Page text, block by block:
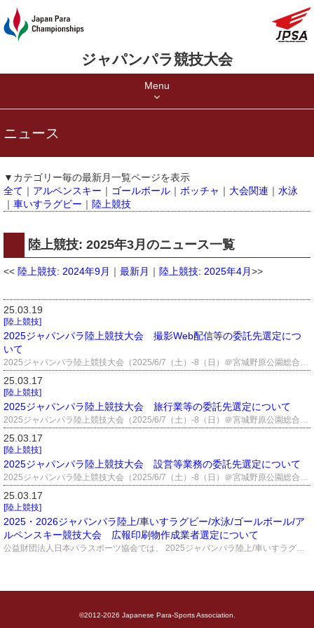
ジャパンパラ競技大会
Menu
ニュース
▼カテゴリー毎の最新月一覧ページを表示
全て ｜ アルペンスキー ｜ ゴールボール ｜ ボッチャ ｜ 大会関連 ｜ 水泳
｜ 車いすラグビー ｜ 陸上競技
陸上競技: 2025年3月のニュース一覧
<< 陸上競技: 2024年9月 ｜ 最新月 ｜ 陸上競技: 2025年4月>>
25.03.19
[陸上競技]
2025ジャパンパラ陸上競技大会 撮影Web配信等の委託先選定につ
いて
2025ジャパンパラ陸上競技大会（2025/6/7（土）-8（日）＠宮城野原公園総合運動場弘進ゴム アスリートパーク仙台（仙台市陸上競技場）（宮城県仙台市））を開催したします。 つきましては、同大会に関する撮影Web配信等の委託先選定について、 一般競争入札を行いますので、参加を希望される場合は、以下内容をご参照のうえ、 2025年4月4日(金)17時までに、必要書類をご提出ください。 資料 １．01_2025JPAT_撮影Web配信選定について_更新.pdf （2025/3/26 10:42更新) ２．02_2025JPAT_見積書(撮影Web)_更新xlsx （2025/3/26 10:42更新） ３．03_2025JPAT_大会受託実績一覧(撮影Web).xlsx
25.03.17
[陸上競技]
2025ジャパンパラ陸上競技大会 旅行業等の委託先選定について
2025ジャパンパラ陸上競技大会（2025/6/7（土）-8（日）＠宮城野原公園総合運動場弘進ゴム アスリートパーク仙台（仙台市陸上競技場）（宮城県仙台市））を開催したします。 つきましては、同大会に関する旅行業等の委託先選定について、 一般競争入札を行いますので、参加を希望される場合は、以下内容をご参照のうえ、 2025年4月4日(金)17時までに、必要書類をご提出ください。 資料 １．01_JPAT_旅行業関係入札書類_20250317.pdf ２．02_JPAT_見積書（旅行）.xlsx ３．03_JPAT_大会受託実績一覧表（旅行）.xlsx ４．04_JPAT_旅行入札_質問及び回答_20250325.pdf
25.03.17
[陸上競技]
2025ジャパンパラ陸上競技大会 設営等業務の委託先選定について
2025ジャパンパラ陸上競技大会（2025/6/7（土）-8（日）＠宮城野原公園総合運動場弘進ゴム アスリートパーク仙台（仙台市陸上競技場）を開催いたします。 つきましては、同大会に関して設営等業務の委託先選定について、 一般競争入札を行いますので、参加を希望される場合は、以下内容をご参照のうえ、 2025年4月4日(金)17時までに、必要書類をご提出ください。 資料 １．01_JPAT_設営関係入札書類_20250317.pdf ２．02_JPAT_見積書（設営）.xlsx ３．03_JPAT_大会受託実績一覧表（設営）.xlsx
25.03.17
[陸上競技]
2025・2026ジャパンパラ陸上/車いすラグビー/水泳/ゴールボール/ア
ルペンスキー競技大会 広報印刷物作成業者選定について
公益財団法人日本パラスポーツ協会では、 2025ジャパンパラ陸上/車いすラグビー/水泳/ゴールボール/2026アルペンスキー競技大会における 広報印刷物作成業務全般に係る業者を選定するため、 一般競争入札を実施いたします。 入札への参加を希望される場合は、以下内容をご参照のうえ、 2025年4月4日(金)17時までに、必要書類をご提出ください。 【資料】 01_JPAT_WR_SW_WR_AS_広報物作成業者選定について_.pdf 02_JPAT_WR_SW_GB_AS_広報印刷物作成見積書.xlsx 03_JPAT_WR_SW_GB_AS_受託実績一覧.xlsx 04_JPAT_WR_SW_GB_AS_質問事項に対する回答について.pdf （2025/3/24 10:02 更新）
©2012-2026 Japanese Para-Sports Association.